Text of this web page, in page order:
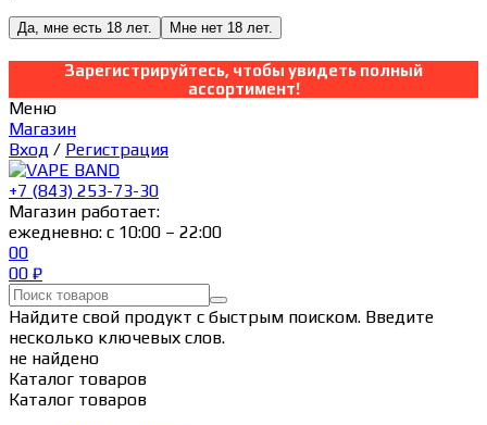
Да, мне есть 18 лет. Мне нет 18 лет.
Зарегистрируйтесь, чтобы увидеть полный
ассортимент!
Меню
Магазин
Вход / Регистрация
+7 (843) 253-73-30
Магазин работает:
ежедневно: с 10:00 – 22:00
00
00 ₽
Найдите свой продукт с быстрым поиском. Введите
несколько ключевых слов.
не найдено
Каталог товаров
Каталог товаров